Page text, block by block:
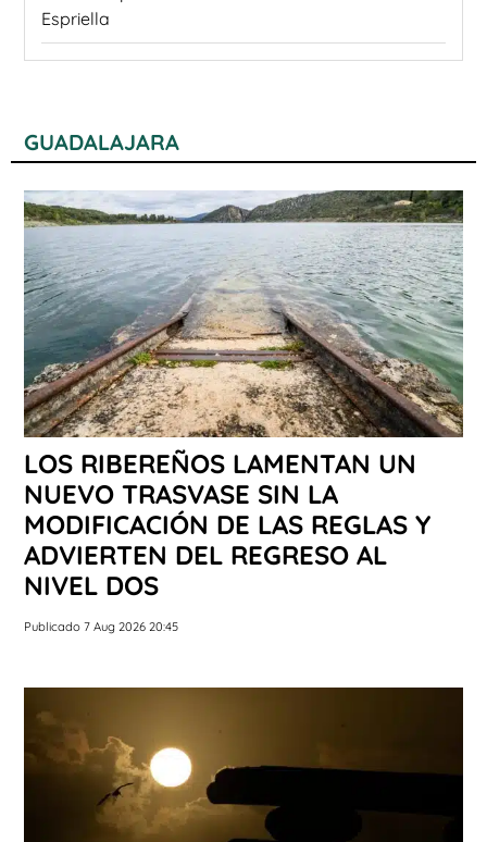
Espriella
GUADALAJARA
LOS RIBEREÑOS LAMENTAN UN
NUEVO TRASVASE SIN LA
MODIFICACIÓN DE LAS REGLAS Y
ADVIERTEN DEL REGRESO AL
NIVEL DOS
Publicado 7 Aug 2026 20:45